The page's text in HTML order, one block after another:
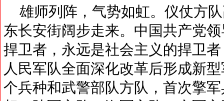
雄师列阵，气势如虹。仪仗方
东长安街阔步走来。中国共产党
捍卫者，永远是社会主义的捍卫
人民军队全面深化改革后形成新
个兵种和武警部队方队，首次擎